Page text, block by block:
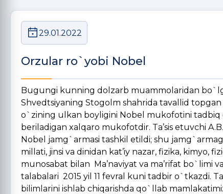
29.01.2022
Orzular ro`yobi Nobel
Bugungi kunning dolzarb muammolaridan
Shvedtsiyaning Stogolm shahrida tavallid
o`zining ulkan boyligini Nobel mukofotini tadbiq
beriladigan xalqaro mukofotdir. Ta’sis etuvchi
Nobel jamg`armasi tashkil etildi; shu
millati, jinsi va dinidan kat’iy nazar, fizika, kimyo,
munosabat bilan Ma’naviyat va ma’rifat bo`limi
talabalari 2015 yil 11 fevral kuni tadbir o`tkazdi.
bilimlarini ishlab chiqarishda qo`llab